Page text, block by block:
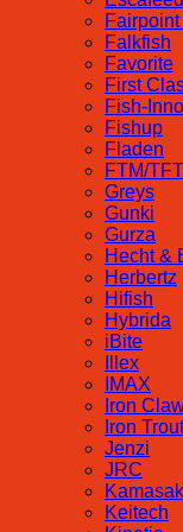
Falkfish
Favorite
First
Fish-
Fishup
Fladen
FTM/TFT
Greys
Gunki
Gurza
Hecht &
Herbertz
Hifish
Hybrida
iBite
Illex
IMAX
Iron
Iron Trout
Jenzi
JRC
Keitech